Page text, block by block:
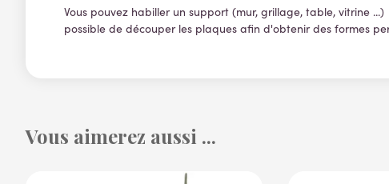
Vous pouvez habiller un support (mur, grillage, table, vitrine
possible de découper les plaques afin d'obtenir des formes
Vous aimerez aussi ...